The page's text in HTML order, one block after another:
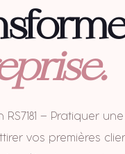
RS7181 — Pratiquer
vos premières